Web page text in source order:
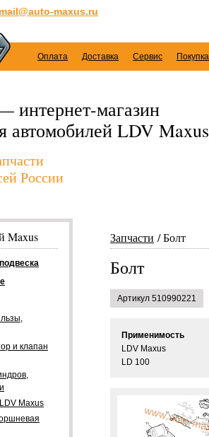
mail@auto-maxus.ru
Оплата Доставка Сервис
интернет-магазин
автомобилей LDV Maxus
России
Запчасти Болт
Болт
Артикул 510990221
Применимость
LDV Maxus
LD 100
Maxus
и клапан
Maxus